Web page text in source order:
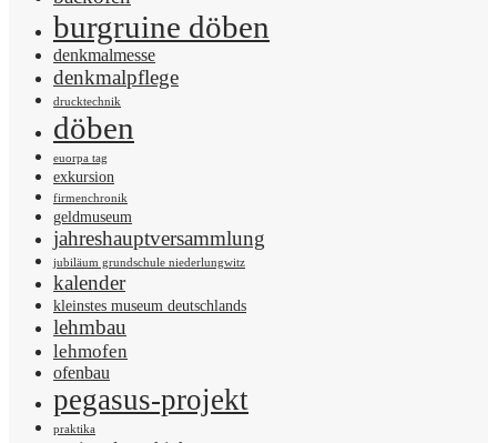
burgruine döben
denkmalmesse
denkmalpflege
drucktechnik
döben
euorpa tag
exkursion
firmenchronik
geldmuseum
jahreshauptversammlung
jubiläum grundschule niederlungwitz
kalender
kleinstes museum deutschlands
lehmbau
lehmofen
ofenbau
pegasus-projekt
praktika